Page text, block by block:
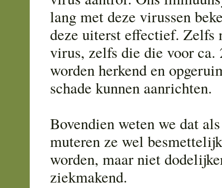
lang met deze virussen
deze uiterst effectief. Zelfs
virus, zelfs die die voor
worden herkend en
schade kunnen aanrichten.
Bovendien weten we dat
muteren ze wel
worden, maar niet
ziekmakend.